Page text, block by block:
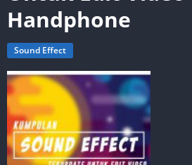
Handphone
Sound Effect